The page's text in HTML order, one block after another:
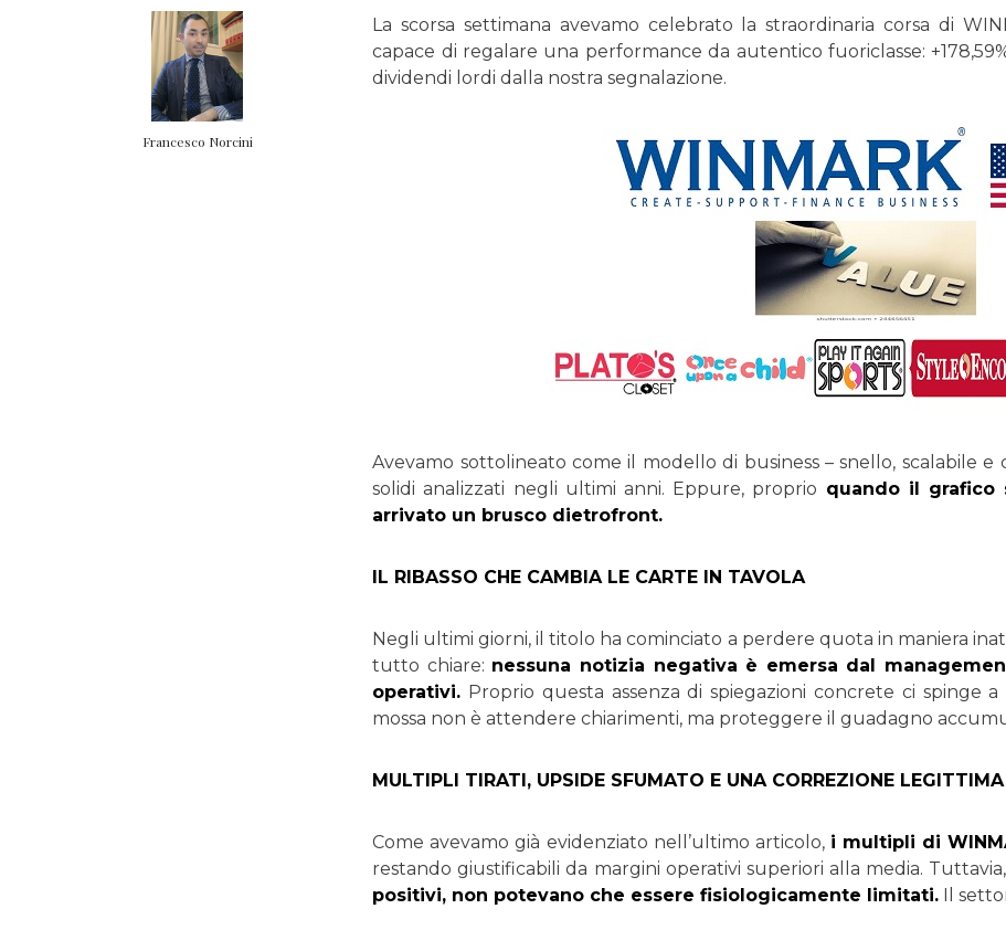
La scorsa settimana avevamo celebrato la straordinaria corsa di
capace di regalare una performance da autentico fuoriclasse:
dividendi lordi dalla nostra segnalazione.
Avevamo sottolineato come il modello di business – snello, scalabile
solidi analizzati negli ultimi anni. Eppure, proprio quando il grafico
arrivato un brusco dietrofront.
IL RIBASSO CHE CAMBIA LE CARTE IN TAVOLA
Negli ultimi giorni, il titolo ha cominciato a perdere quota in maniera
tutto chiare: nessuna notizia negativa è emersa dal
operativi. Proprio questa assenza di spiegazioni concrete ci spinge
mossa non è attendere chiarimenti, ma proteggere il guadagno
MULTIPLI TIRATI, UPSIDE SFUMATO E UNA CORREZIONE LEGITTIMA
Come avevamo già evidenziato nell’ultimo articolo, i multipli di
restando giustificabili da margini operativi superiori alla media. Tuttavia,
positivi, non potevano che essere fisiologicamente limitati. Il
Francesco Norcini